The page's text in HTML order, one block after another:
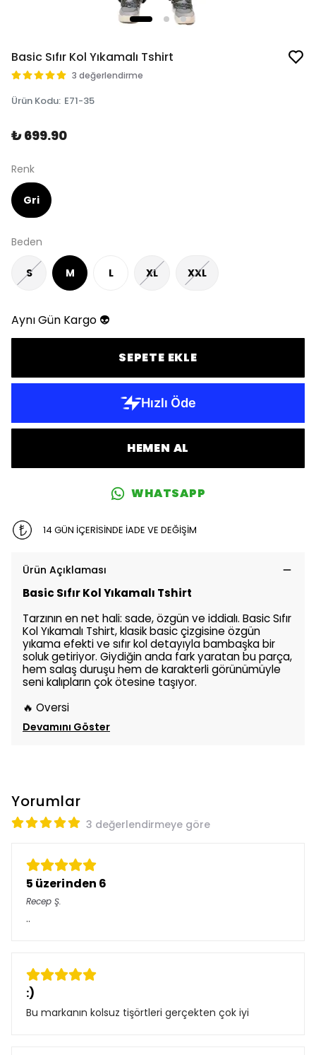
Basic Sıfır Kol Yıkamalı Tshirt
3 değerlendirme
Ürün Kodu: E71-35
₺ 699.90
Renk
Gri
Beden
S M L XL XXL
Aynı Gün Kargo 👽
SEPETE EKLE
HEMEN AL
WHATSAPP
14 GÜN İÇERİSİNDE İADE VE DEĞİŞİM
Ürün Açıklaması
Basic Sıfır Kol Yıkamalı Tshirt
Tarzının en net hali: sade, özgün ve iddialı. Basic Sıfır
Kol Yıkamalı Tshirt, klasik basic çizgisine özgün
yıkama efekti ve sıfır kol detayıyla bambaşka bir
soluk getiriyor. Giydiğin anda fark yaratan bu parça,
hem salaş duruşu hem de karakterli görünümüyle
seni kalıpların çok ötesine taşıyor.
🔥 Oversi
Devamını Göster
Yorumlar
3 değerlendirmeye göre
5 üzerinden 6
Recep Ş.
..
:)
Bu markanın kolsuz tişörtleri gerçekten çok iyi